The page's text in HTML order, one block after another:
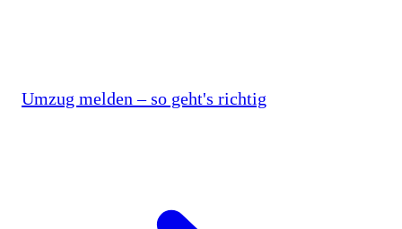
Umzug melden – so geht's richtig